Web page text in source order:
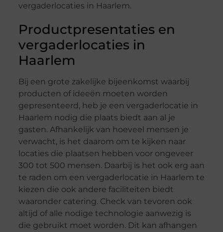
vergaderlocaties in Haarlem.
Productpresentaties en
vergaderlocaties in
Haarlem
Bij een grote zakelijke bijeenkomst waarbij
producten of ideeën moeten worden
gepresenteerd, heb je een vergaderlocatie in
Haarlem nodig die plaats biedt aan al je
gasten. Afhankelijk van hoeveel mensen je
verwacht, is het daarom om te kijken naar
locaties die plaatsen hebben voor ongeveer
300 tot 500 mensen. Daarbij is het ook erg aan
te raden om een vergaderlocatie in Haarlem te
kiezen die ook andere faciliteiten biedt
waaronder catering. Check van tevoren ook
altijd of alle nodige technologie aanwezig is
die gebruikt moet worden. Dit kan afhangen